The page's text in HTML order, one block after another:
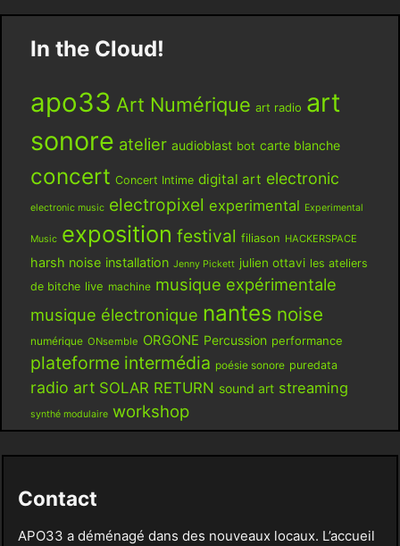
In the Cloud!
apo33 Art Numérique art radio art
sonore atelier audioblast bot carte blanche
concert Concert Intime digital art electronic
electronic music electropixel experimental Experimental
Music exposition festival filiason HACKERSPACE
harsh noise installation Jenny Pickett julien ottavi les ateliers
de bitche live machine musique expérimentale
musique électronique nantes noise
numérique ONsemble ORGONE Percussion performance
plateforme intermédia poésie sonore puredata
radio art SOLAR RETURN sound art streaming
synthé modulaire workshop
Contact
APO33 a déménagé dans des nouveaux locaux. L’accueil